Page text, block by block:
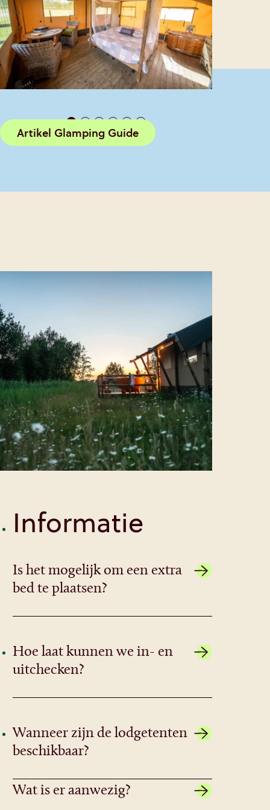
Artikel Glamping Guide
Informatie
Is het mogelijk om een extra
bed te plaatsen?
Een extra bed plaatsen is mogelijk in
lodgetent past een babybed.
Hoe laat kunnen we in- en
uitchecken?
Incheck vanaf 14 uur | uitcheck 11 uur.
Wanneer zijn de lodgetenten
beschikbaar?
Logeren in een lodgetent is mogelijk
van half maart tot half oktober.
Wat is er aanwezig?